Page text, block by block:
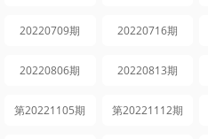
20220709期 20220716期
20220806期 20220813期
第20221105期 第20221112期